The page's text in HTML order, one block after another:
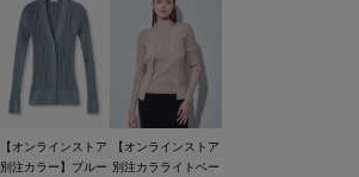
【オンラインストア
別注カラー】ブルー
【オンラインストア
別注カラライトベー